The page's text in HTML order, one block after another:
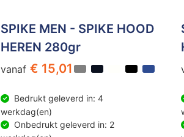
SPIKE MEN - SPIKE HOOD
HEREN 280gr
vanaf € 15,01
Bedrukt geleverd in: 4
werkdag(en)
Onbedrukt geleverd in: 2